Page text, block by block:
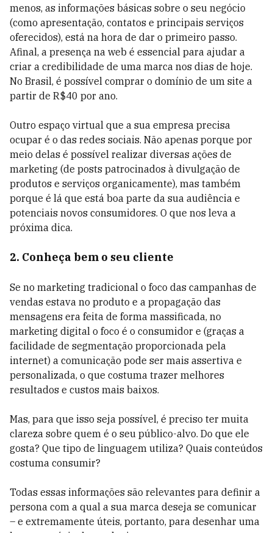
menos, as informações básicas sobre o seu negócio
(como apresentação, contatos e principais serviços
oferecidos), está na hora de dar o primeiro passo.
Afinal, a presença na web é essencial para ajudar a
criar a credibilidade de uma marca nos dias de hoje.
No Brasil, é possível comprar o domínio de um site a
partir de R$40 por ano.
Outro espaço virtual que a sua empresa precisa
ocupar é o das redes sociais. Não apenas porque por
meio delas é possível realizar diversas ações de
marketing (de posts patrocinados à divulgação de
produtos e serviços organicamente), mas também
porque é lá que está boa parte da sua audiência e
potenciais novos consumidores. O que nos leva a
próxima dica.
2. Conheça bem o seu cliente
Se no marketing tradicional o foco das campanhas de
vendas estava no produto e a propagação das
mensagens era feita de forma massificada, no
marketing digital o foco é o consumidor e (graças a
facilidade de segmentação proporcionada pela
internet) a comunicação pode ser mais assertiva e
personalizada, o que costuma trazer melhores
resultados e custos mais baixos.
Mas, para que isso seja possível, é preciso ter muita
clareza sobre quem é o seu público-alvo. Do que ele
gosta? Que tipo de linguagem utiliza? Quais conteúdos
costuma consumir?
Todas essas informações são relevantes para definir a
persona com a qual a sua marca deseja se comunicar
– e extremamente úteis, portanto, para desenhar uma